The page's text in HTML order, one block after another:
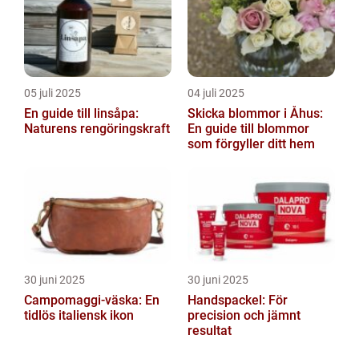
05 juli 2025
En guide till linsåpa:
Naturens rengöringskraft
04 juli 2025
Skicka blommor i Åhus:
En guide till blommor
som förgyller ditt hem
30 juni 2025
Campomaggi-väska: En
tidlös italiensk ikon
30 juni 2025
Handspackel: För
precision och jämnt
resultat